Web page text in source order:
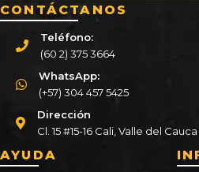
CONTÁCTANOS
Teléfono:
(60 2) 375 3664
WhatsApp:
(+57) 304 457 5425
Dirección
Cl. 15 #15-16 Cali, Valle del Cauca
AYUDA